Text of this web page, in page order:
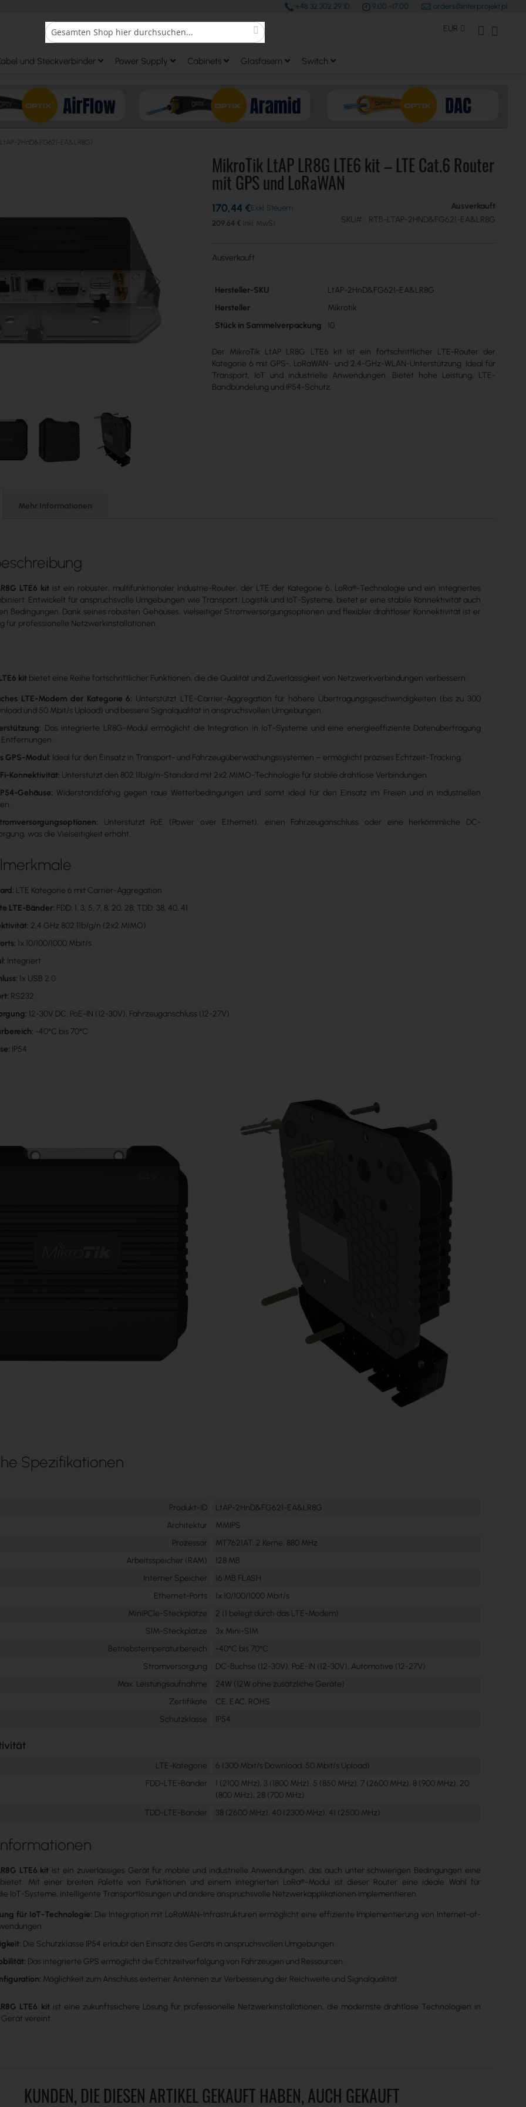
+48 32 302 29 10 9.00 -17.00 orders@interprojekt.pl
Search
Search Währung
EUR Mein Konto
und Steckverbinder Power Supply Cabinets Glasfasern Switch
2HnD&FG621-EA&LR8G)
MikroTik LtAP LR8G LTE6 kit – LTE Cat.6 Router
mit GPS und LoRaWAN
209,64 €
170,44 €
Ausverkauft
SKU
RTB-LTAP-2HND&FG621-EA&LR8G
Ausverkauft
Mehr
Hersteller-SKU
LtAP-2HnD&FG621-EA&LR8G
Hersteller
Mikrotik
Stück in Sammelverpackung
10
Der MikroTik LtAP LR8G LTE6 kit ist ein fortschrittlicher LTE-Router der
Kategorie 6 mit GPS-, LoRaWAN- und 2,4-GHz-WLAN-Unterstützung. Ideal für
Transport, IoT und industrielle Anwendungen. Bietet hohe Leistung, LTE-
Bandbündelung und IP54-Schutz.
Mehr Informationen
LTE6 kit ist ein robuster, multifunktionaler Industrie-Router, der LTE der Kategorie 6, LoRa®-Technologie und ein integriertes
Entwickelt für anspruchsvolle Umgebungen wie Transport, Logistik und IoT-Systeme, bietet er eine stabile Konnektivität auch
Bedingungen. Dank seines robusten Gehäuses, vielseitiger Stromversorgungsoptionen und flexibler drahtloser Konnektivität ist er
für professionelle Netzwerkinstallationen.
kit bietet eine Reihe fortschrittlicher Funktionen, die die Qualität und Zuverlässigkeit von Netzwerkverbindungen verbessern:
LTE-Modem der Kategorie 6: Unterstützt LTE-Carrier-Aggregation für höhere Übertragungsgeschwindigkeiten (bis zu 300
und 50 Mbit/s Upload) und bessere Signalqualität in anspruchsvollen Umgebungen.
Das integrierte LR8G-Modul ermöglicht die Integration in IoT-Systeme und eine energieeffiziente Datenübertragung
Entfernungen.
GPS-Modul: Ideal für den Einsatz in Transport- und Fahrzeugüberwachungssystemen – ermöglicht präzises Echtzeit-Tracking.
Konnektivität: Unterstützt den 802.11b/g/n-Standard mit 2x2 MIMO-Technologie für stabile drahtlose Verbindungen.
Gehäuse: Widerstandsfähig gegen raue Wetterbedingungen und somit ideal für den Einsatz im Freien und in industriellen
Unterstützt PoE (Power over Ethernet), einen Fahrzeuganschluss oder eine herkömmliche DC-
was die Vielseitigkeit erhöht.
LTE Kategorie 6 mit Carrier-Aggregation
LTE-Bänder: FDD: 1, 3, 5, 7, 8, 20, 28; TDD: 38, 40, 41
2,4 GHz 802.11b/g/n (2x2 MIMO)
1x 10/100/1000 Mbit/s
Integriert
1x USB 2.0
RS232
12-30V DC, PoE-IN (12-30V), Fahrzeuganschluss (12-27V)
-40°C bis 70°C
IP54
Spezifikationen
Produkt-ID
LtAP-2HnD&FG621-EA&LR8G
Architektur
MMIPS
Prozessor
MT7621AT, 2 Kerne, 880 MHz
Arbeitsspeicher (RAM)
128 MB
Interner Speicher
16 MB FLASH
Ethernet-Ports
1x 10/100/1000 Mbit/s
MiniPCIe-Steckplätze
2 (1 belegt durch das LTE-Modem)
SIM-Steckplätze
3x Mini-SIM
Betriebstemperaturbereich
-40°C bis 70°C
Stromversorgung
DC-Buchse (12-30V), PoE-IN (12-30V), Automotive (12-27V)
Max. Leistungsaufnahme
24W (12W ohne zusätzliche Geräte)
Zertifikate
CE, EAC, ROHS
Schutzklasse
IP54
LTE-Kategorie
6 (300 Mbit/s Download, 50 Mbit/s Upload)
FDD-LTE-Bänder
1 (2100 MHz), 3 (1800 MHz), 5 (850 MHz), 7 (2600 MHz), 8 (900 MHz), 20
(800 MHz), 28 (700 MHz)
TDD-LTE-Bänder
38 (2600 MHz), 40 (2300 MHz), 41 (2500 MHz)
Informationen
LTE6 kit ist ein zuverlässiges Gerät für mobile und industrielle Anwendungen, das auch unter schwierigen Bedingungen eine
bietet. Mit einer breiten Palette von Funktionen und einem integrierten LoRa®-Modul ist dieser Router eine ideale Wahl für
IoT-Systeme, intelligente Transportlösungen und andere anspruchsvolle Netzwerkapplikationen implementieren.
für IoT-Technologie: Die Integration mit LoRaWAN-Infrastrukturen ermöglicht eine effiziente Implementierung von Internet-of-
Die Schutzklasse IP54 erlaubt den Einsatz des Geräts in anspruchsvollen Umgebungen.
Das integrierte GPS ermöglicht die Echtzeitverfolgung von Fahrzeugen und Ressourcen.
Möglichkeit zum Anschluss externer Antennen zur Verbesserung der Reichweite und Signalqualität.
LTE6 kitist eine zukunftssichere Lösung für professionelle Netzwerkinstallationen, die modernste drahtlose Technologien in
Gerät vereint.
KUNDEN, DIE DIESEN ARTIKEL GEKAUFT HABEN, AUCH GEKAUFT